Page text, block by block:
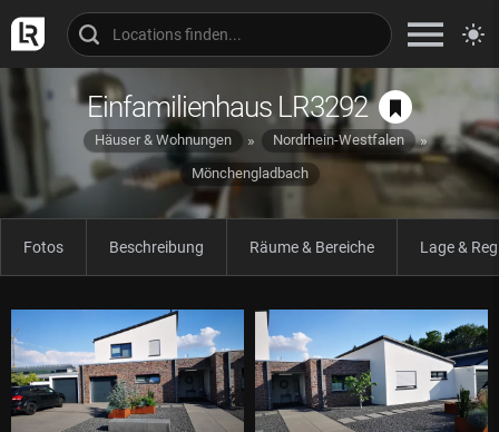
Einfamilienhaus LR3292
Häuser & Wohnungen
Nordrhein-Westfalen
Mönchengladbach
Fotos Beschreibung Räume & Bereiche Lage &